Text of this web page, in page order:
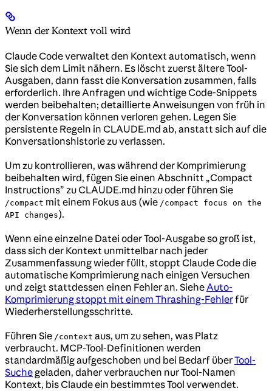
Wenn der Kontext voll wird
Claude Code verwaltet den Kontext automatisch, wenn
Sie sich dem Limit nähern. Es löscht zuerst ältere Tool-
Ausgaben, dann fasst die Konversation zusammen, falls
erforderlich. Ihre Anfragen und wichtige Code-Snippets
werden beibehalten; detaillierte Anweisungen von früh in
der Konversation können verloren gehen. Legen Sie
persistente Regeln in CLAUDE.md ab, anstatt sich auf die
Konversationshistorie zu verlassen.
Um zu kontrollieren, was während der Komprimierung
beibehalten wird, fügen Sie einen Abschnitt „Compact
Instructions” zu CLAUDE.md hinzu oder führen Sie
/compact mit einem Fokus aus (wie /compact focus on the
API changes).
Wenn eine einzelne Datei oder Tool-Ausgabe so groß ist,
dass sich der Kontext unmittelbar nach jeder
Zusammenfassung wieder füllt, stoppt Claude Code die
automatische Komprimierung nach einigen Versuchen
und zeigt stattdessen einen Fehler an. Siehe Auto-
Komprimierung stoppt mit einem Thrashing-Fehlerfür
Wiederherstellungsschritte.
Führen Sie /context aus, um zu sehen, was Platz
verbraucht. MCP-Tool-Definitionen werden
standardmäßig aufgeschoben und bei Bedarf überTool-
Suche geladen, daher verbrauchen nur Tool-Namen
Kontext, bis Claude ein bestimmtes Tool verwendet.